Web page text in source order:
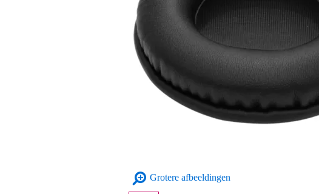
Grotere afbeeldingen